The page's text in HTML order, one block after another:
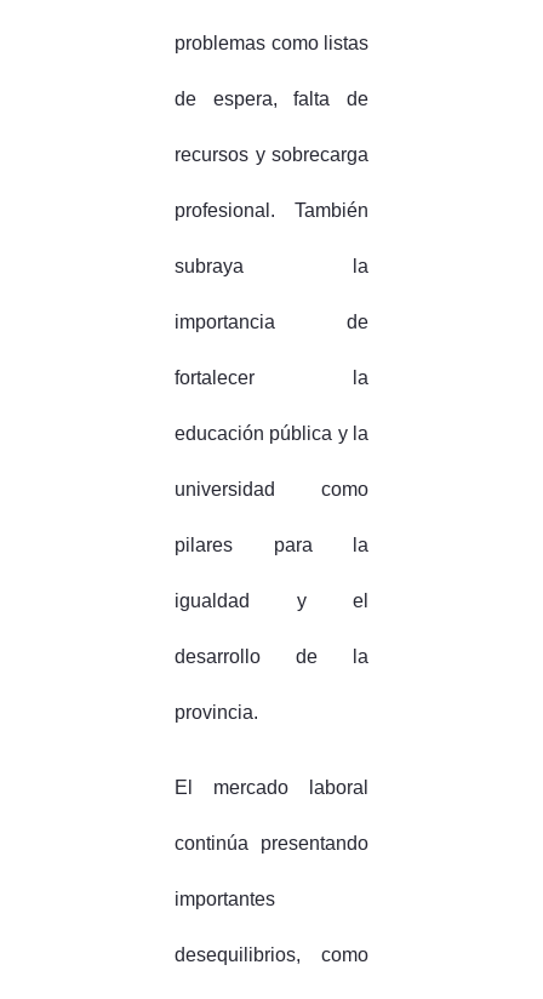
problemas como listas
de espera, falta de
recursos y sobrecarga
profesional. También
subraya la
importancia de
fortalecer la
educación pública y la
universidad como
pilares para la
igualdad y el
desarrollo de la
provincia.
El mercado laboral
continúa presentando
importantes
desequilibrios, como